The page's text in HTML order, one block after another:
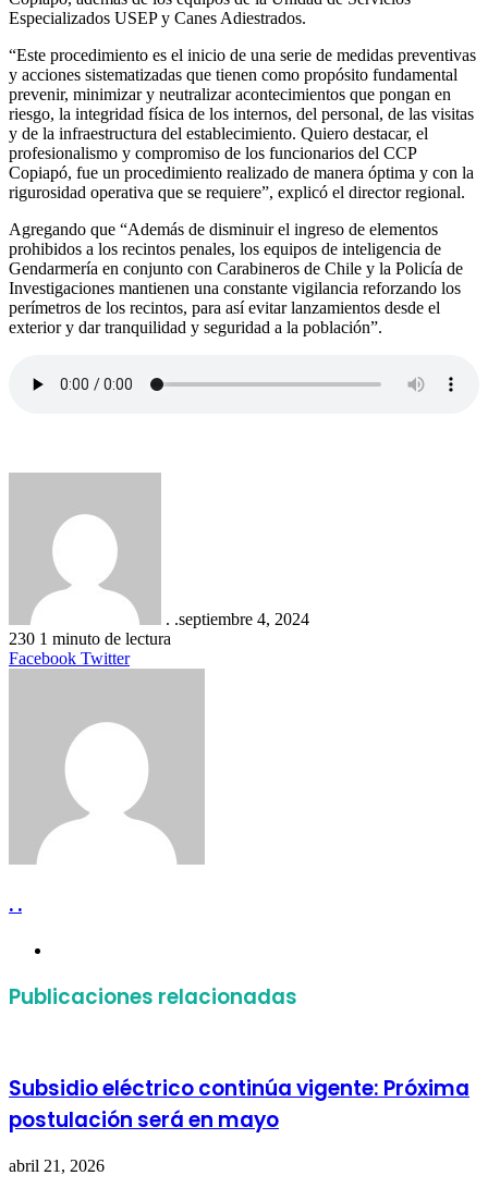
Especializados USEP y Canes Adiestrados.
“Este procedimiento es el inicio de una serie de medidas preventivas
y acciones sistematizadas que tienen como propósito fundamental
prevenir, minimizar y neutralizar acontecimientos que pongan en
riesgo, la integridad física de los internos, del personal, de las visitas
y de la infraestructura del establecimiento. Quiero destacar, el
profesionalismo y compromiso de los funcionarios del CCP
Copiapó, fue un procedimiento realizado de manera óptima y con la
rigurosidad operativa que se requiere”, explicó el director regional.
Agregando que “Además de disminuir el ingreso de elementos
prohibidos a los recintos penales, los equipos de inteligencia de
Gendarmería en conjunto con Carabineros de Chile y la Policía de
Investigaciones mantienen una constante vigilancia reforzando los
perímetros de los recintos, para así evitar lanzamientos desde el
exterior y dar tranquilidad y seguridad a la población”.
. .septiembre 4, 2024
230 1 minuto de lectura
Facebook TwitterLinkedIn
Tumblr
Pinterest
Reddit
VKontakte
Compartir
Imprimir
. .
Publicaciones relacionadas
Subsidio eléctrico continúa vigente: Próxima
postulación será en mayo
abril 21, 2026